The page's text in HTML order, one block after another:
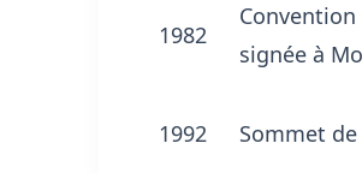
1982
signée à
1992 Sommet de